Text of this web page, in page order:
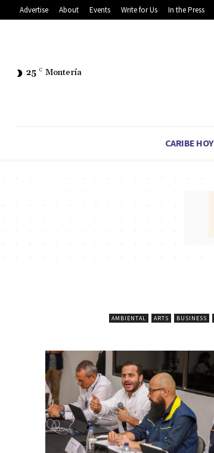
Advertise About Events Write for Us In the Press
25 C Montería
CARIBE HOY
AMBIENTAL ARTS BUSINESS